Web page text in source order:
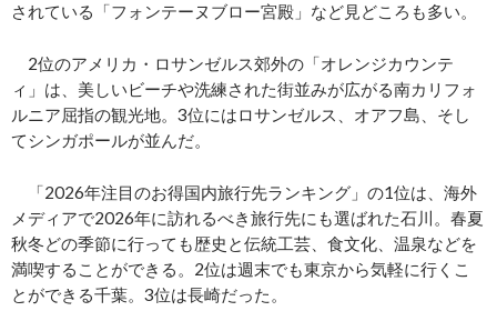
されている「フォンテーヌブロー宮殿」など見どころも多い。
2位のアメリカ・ロサンゼルス郊外の「オレンジカウンテ
ィ」は、美しいビーチや洗練された街並みが広がる南カリフォ
ルニア屈指の観光地。3位にはロサンゼルス、オアフ島、そし
てシンガポールが並んだ。
「2026年注目のお得国内旅行先ランキング」の1位は、海外
メディアで2026年に訪れるべき旅行先にも選ばれた石川。春夏
秋冬どの季節に行っても歴史と伝統工芸、食文化、温泉などを
満喫することができる。2位は週末でも東京から気軽に行くこ
とができる千葉。3位は長崎だった。